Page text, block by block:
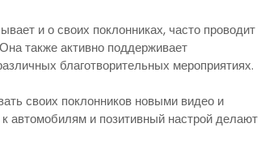
и о своих поклонниках, часто проводит
также активно поддерживает
благотворительных мероприятиях.
своих поклонников новыми видео и
автомобилям и позитивный настрой делают